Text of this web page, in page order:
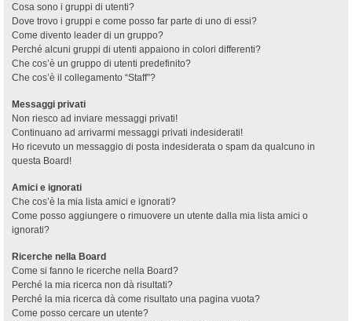
Cosa sono i gruppi di utenti?
Dove trovo i gruppi e come posso far parte di uno di essi?
Come divento leader di un gruppo?
Perché alcuni gruppi di utenti appaiono in colori differenti?
Che cos’è un gruppo di utenti predefinito?
Che cos’è il collegamento “Staff”?
Messaggi privati
Non riesco ad inviare messaggi privati!
Continuano ad arrivarmi messaggi privati indesiderati!
Ho ricevuto un messaggio di posta indesiderata o spam da qualcuno in
questa Board!
Amici e ignorati
Che cos’è la mia lista amici e ignorati?
Come posso aggiungere o rimuovere un utente dalla mia lista amici o
ignorati?
Ricerche nella Board
Come si fanno le ricerche nella Board?
Perché la mia ricerca non dà risultati?
Perché la mia ricerca dà come risultato una pagina vuota?
Come posso cercare un utente?